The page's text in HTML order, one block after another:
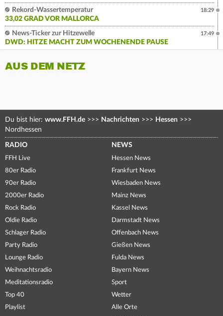
Rekord-Wassertemperatur
33,02 GRAD VOR MALLORCA
18:29
News-Ticker zur Hitzewelle
DWD: HITZE MACHT ZUM WOCHENENDE PAUSE
17:49
AUS DEM NETZ
Du bist hier: www.FFH.de >>> Nachrichten >>> Hessen >>>
Nordhessen
RADIO
FFH Live
80er Radio
90er Radio
2000er Radio
Rock Radio
Oldie Radio
Schlager Radio
Party Radio
Lounge Radio
Weihnachtsradio
Meditationsradio
Top 40
Playlist
NEWS
Hessen News
Frankfurt News
Wiesbaden News
Mainz News
Kassel News
Darmstadt News
Offenbach News
Gießen News
Fulda News
Bayern News
Sport
Wetter
Alle Orte